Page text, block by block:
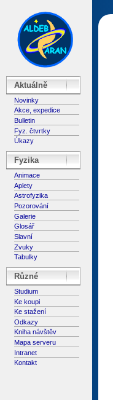
Aktuálně
Novinky
Akce, expedice
Bulletin
Fyz. čtvrtky
Úkazy
Fyzika
Animace
Aplety
Astrofyzika
Pozorování
Galerie
Glosář
Slavní
Zvuky
Tabulky
Různé
Studium
Ke koupi
Ke stažení
Odkazy
Kniha návštěv
Mapa serveru
Intranet
Kontakt